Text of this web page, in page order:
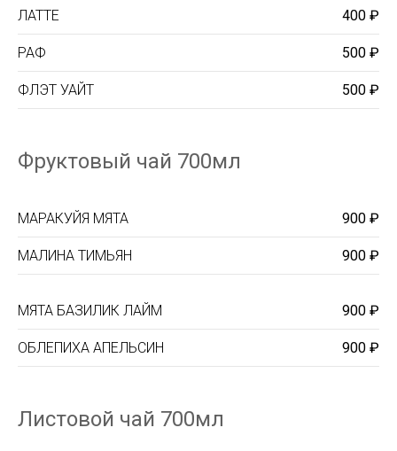
ЛАТТЕ 400 ₽
РАФ 500 ₽
ФЛЭТ УАЙТ 500 ₽
Фруктовый чай 700мл
МАРАКУЙЯ МЯТА 900 ₽
МАЛИНА ТИМЬЯН 900 ₽
МЯТА БАЗИЛИК ЛАЙМ 900 ₽
ОБЛЕПИХА АПЕЛЬСИН 900 ₽
Листовой чай 700мл